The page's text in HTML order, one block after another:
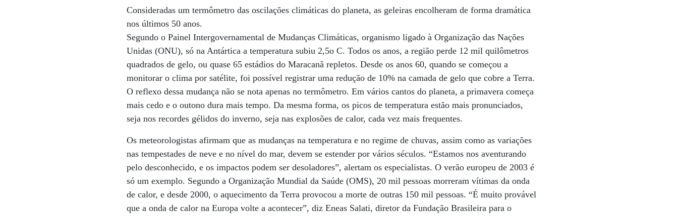
Consideradas um termômetro das oscilações climáticas do planeta, as geleiras encolheram de forma dramática
nos últimos 50 anos.
Segundo o Painel Intergovernamental de Mudanças Climáticas, organismo ligado à Organização das Nações
Unidas (ONU), só na Antártica a temperatura subiu 2,5o C. Todos os anos, a região perde 12 mil quilômetros
quadrados de gelo, ou quase 65 estádios do Maracanã repletos. Desde os anos 60, quando se começou a
monitorar o clima por satélite, foi possível registrar uma redução de 10% na camada de gelo que cobre a Terra.
O reflexo dessa mudança não se nota apenas no termômetro. Em vários cantos do planeta, a primavera começa
mais cedo e o outono dura mais tempo. Da mesma forma, os picos de temperatura estão mais pronunciados,
seja nos recordes gélidos do inverno, seja nas explosões de calor, cada vez mais frequentes.
Os meteorologistas afirmam que as mudanças na temperatura e no regime de chuvas, assim como as variações
nas tempestades de neve e no nível do mar, devem se estender por vários séculos. “Estamos nos aventurando
pelo desconhecido, e os impactos podem ser desoladores”, alertam os especialistas. O verão europeu de 2003 é
só um exemplo. Segundo a Organização Mundial da Saúde (OMS), 20 mil pessoas morreram vítimas da onda
de calor, e desde 2000, o aquecimento da Terra provocou a morte de outras 150 mil pessoas. “É muito provável
que a onda de calor na Europa volte a acontecer”, diz Eneas Salati, diretor da Fundação Brasileira para o